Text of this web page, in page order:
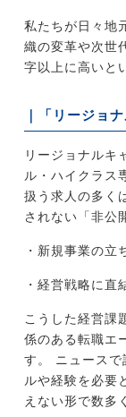
私たちが日々地
織の変革や次世
字以上に高いと
｜「リージョ
リージョナルキ
ル・ハイクラス
扱う求人の多く
されない「非公
・新規事業の立
・経営戦略に直
こうした経営課
係のある転職エ
す。 ニュースで
ルや経験を必要
えない形で数多